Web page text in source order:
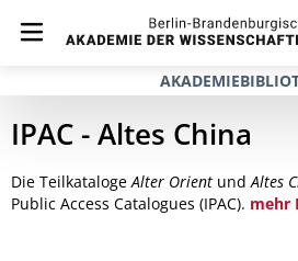
IPAC - Altes China
Die TeilkatalogeAlter Orient undAltes
Public Access Catalogues (IPAC). mehr